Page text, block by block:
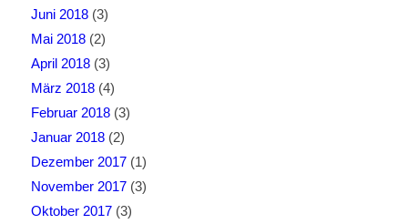
Juni 2018(3)
Mai 2018(2)
April 2018(3)
März 2018(4)
Februar 2018(3)
Januar 2018(2)
Dezember 2017(1)
November 2017(3)
Oktober 2017(3)